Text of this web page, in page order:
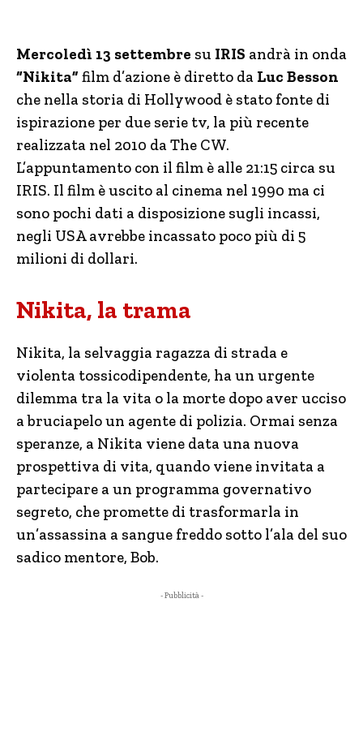
Mercoledì 13 settembre su IRIS andrà in onda
“Nikita” film d’azione è diretto da Luc Besson
che nella storia di Hollywood è stato fonte di
ispirazione per due serie tv, la più recente
realizzata nel 2010 da The CW.
L’appuntamento con il film è alle 21:15 circa su
IRIS. Il film è uscito al cinema nel 1990 ma ci
sono pochi dati a disposizione sugli incassi,
negli USA avrebbe incassato poco più di 5
milioni di dollari.
Nikita, la trama
Nikita, la selvaggia ragazza di strada e
violenta tossicodipendente, ha un urgente
dilemma tra la vita o la morte dopo aver ucciso
a bruciapelo un agente di polizia. Ormai senza
speranze, a Nikita viene data una nuova
prospettiva di vita, quando viene invitata a
partecipare a un programma governativo
segreto, che promette di trasformarla in
un’assassina a sangue freddo sotto l’ala del suo
sadico mentore, Bob.
- Pubblicità -